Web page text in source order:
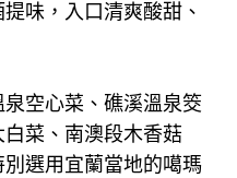
味，入口清爽酸甜、
空心菜、礁溪溫泉筊
菜、南澳段木香菇
選用宜蘭當地的噶瑪